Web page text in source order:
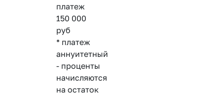
платеж
150 000
руб
* платеж
аннуитетный
- проценты
начисляются
на остаток